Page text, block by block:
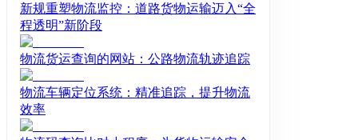
新规重塑物流监控：道路货物运输迈入“全
程透明”新阶段
物流货运查询的网站：公路物流轨迹追踪
物流车辆定位系统：精准追踪，提升物流
效率